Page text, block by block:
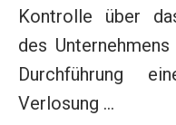
Kontrolle über
des
Durchführung
Verlosung …